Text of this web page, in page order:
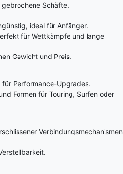
Schäfte.
ideal für Anfänger.
für Wettkämpfe und lange
Gewicht und Preis.
Performance-Upgrades.
Formen für Touring, Surfen oder
Verbindungsmechanismen